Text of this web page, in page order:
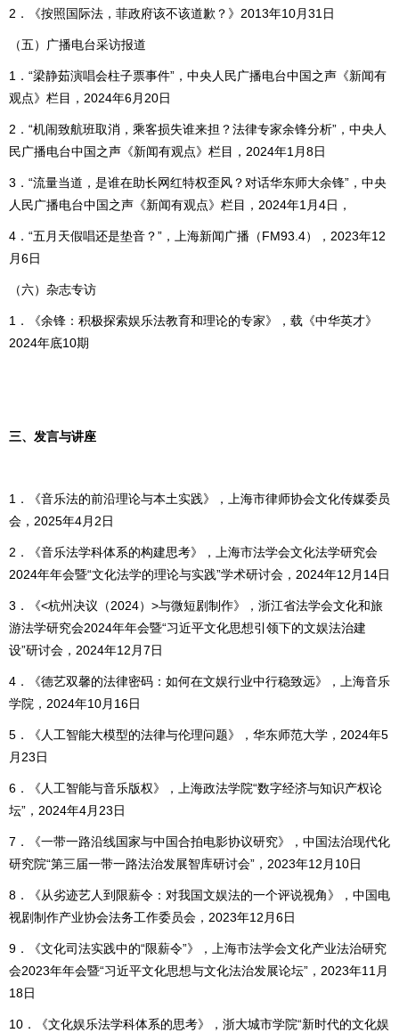
2．《按照国际法，菲政府该不该道歉？》2013年10月31日
（五）广播电台采访报道
1．“梁静茹演唱会柱子票事件”，中央人民广播电台中国之声《新闻有
观点》栏目，2024年6月20日
2．“机闹致航班取消，乘客损失谁来担？法律专家余锋分析”，中央人
民广播电台中国之声《新闻有观点》栏目，2024年1月8日
3．“流量当道，是谁在助长网红特权歪风？对话华东师大余锋”，中央
人民广播电台中国之声《新闻有观点》栏目，2024年1月4日，
4．“五月天假唱还是垫音？”，上海新闻广播（FM93.4），2023年12
月6日
（六）杂志专访
1．《余锋：积极探索娱乐法教育和理论的专家》，载《中华英才》
2024年底10期
三、发言与讲座
1．《音乐法的前沿理论与本土实践》，上海市律师协会文化传媒委员
会，2025年4月2日
2．《音乐法学科体系的构建思考》，上海市法学会文化法学研究会
2024年年会暨“文化法学的理论与实践”学术研讨会，2024年12月14日
3．《<杭州决议（2024）>与微短剧制作》，浙江省法学会文化和旅
游法学研究会2024年年会暨“习近平文化思想引领下的文娱法治建
设”研讨会，2024年12月7日
4．《德艺双馨的法律密码：如何在文娱行业中行稳致远》，上海音乐
学院，2024年10月16日
5．《人工智能大模型的法律与伦理问题》，华东师范大学，2024年5
月23日
6．《人工智能与音乐版权》，上海政法学院“数字经济与知识产权论
坛”，2024年4月23日
7．《一带一路沿线国家与中国合拍电影协议研究》，中国法治现代化
研究院“第三届一带一路法治发展智库研讨会”，2023年12月10日
8．《从劣迹艺人到限薪令：对我国文娱法的一个评说视角》，中国电
视剧制作产业协会法务工作委员会，2023年12月6日
9．《文化司法实践中的“限薪令”》，上海市法学会文化产业法治研究
会2023年年会暨“习近平文化思想与文化法治发展论坛”，2023年11月
18日
10．《文化娱乐法学科体系的思考》，浙大城市学院“新时代的文化娱